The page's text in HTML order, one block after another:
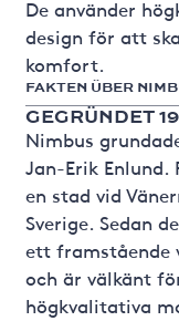
De använder
design för att
komfort.
FAKTEN ÜBER
GEGRÜNDET
Nimbus
Jan-Erik
en stad vid
Sverige. Sedan
ett framstående
och är välkänt
högkvalitativa